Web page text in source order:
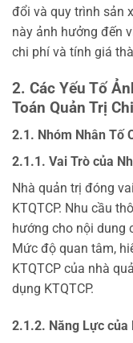
đổi và quy trình sản
này ảnh hưởng đến
chi phí và tính giá
2. Các Yếu Tố
Toán Quản Trị
2.1. Nhóm Nhân Tố
2.1.1. Vai Trò của
Nhà quản trị đóng
KTQTCP. Nhu cầu
hướng cho nội dung
Mức độ quan tâm,
KTQTCP của nhà
dụng KTQTCP.
2.1.2. Năng Lực của